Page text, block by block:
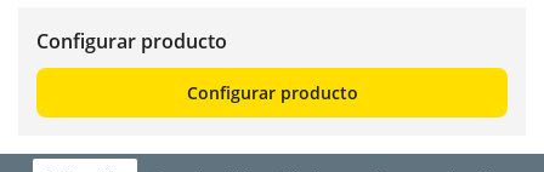
Configurar producto
Configurar producto